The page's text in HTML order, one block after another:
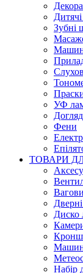
Зубні
УФ
Фени
ТОВАРИ
Диско
Набір